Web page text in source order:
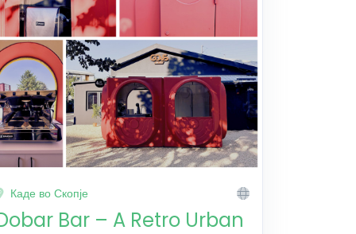
Каде во Скопје
Bar – A Retro Urban